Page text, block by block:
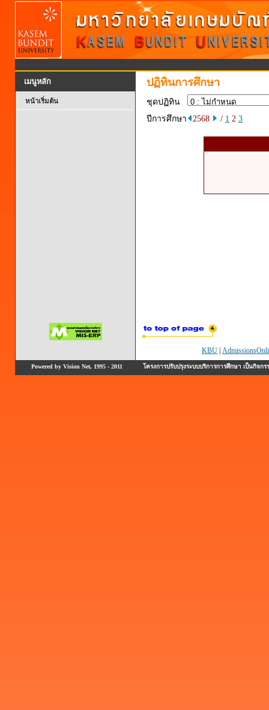
เมนูหลัก
หน้าเริ่มต้น
ปฏิทินการศึกษา
ชุดปฏิทิน
ปีการศึกษา
2568 / 1 2 3
KBU
Powered by Vision Net, 1995 - 2011 โครงการปรับปรุงระบบบริการการศึกษา เป็นกิ